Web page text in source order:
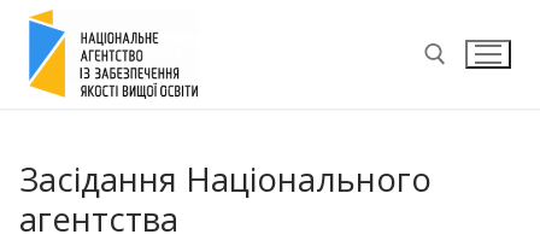
Перейти
вмісту
Засідання Національного
агентства